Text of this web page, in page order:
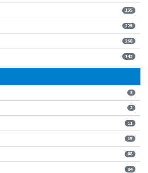
155
229
268
142
3
2
11
15
68
34